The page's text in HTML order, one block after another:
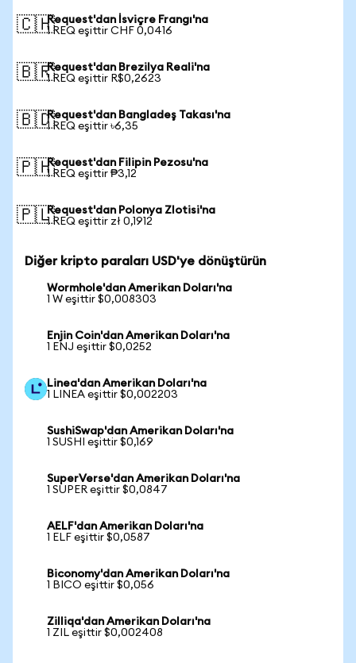
🇨🇭Request'dan İsviçre Frangı'na
1 REQ eşittir CHF 0,0416
🇧🇷Request'dan Brezilya Reali'na
1 REQ eşittir R$0,2623
🇧🇩Request'dan Bangladeş Takası'na
1 REQ eşittir ৳6,35
🇵🇭Request'dan Filipin Pezosu'na
1 REQ eşittir ₱3,12
🇵🇱Request'dan Polonya Zlotisi'na
1 REQ eşittir zł 0,1912
Diğer kripto paraları USD'ye dönüştürün
Wormhole'dan Amerikan Doları'na
1 W eşittir $0,008303
Enjin Coin'dan Amerikan Doları'na
1 ENJ eşittir $0,0252
Linea'dan Amerikan Doları'na
1 LINEA eşittir $0,002203
SushiSwap'dan Amerikan Doları'na
1 SUSHI eşittir $0,169
SuperVerse'dan Amerikan Doları'na
1 SUPER eşittir $0,0847
AELF'dan Amerikan Doları'na
1 ELF eşittir $0,0587
Biconomy'dan Amerikan Doları'na
1 BICO eşittir $0,056
Zilliqa'dan Amerikan Doları'na
1 ZIL eşittir $0,002408